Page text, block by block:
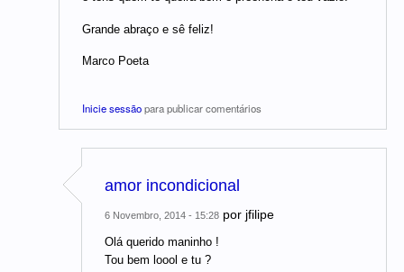
Grande abraço e sê feliz!
Marco Poeta
Inicie sessãopara publicar comentários
amor incondicional
6 Novembro, 2014 - 15:28 por jfilipe
Olá querido maninho !
Tou bem loool e tu ?